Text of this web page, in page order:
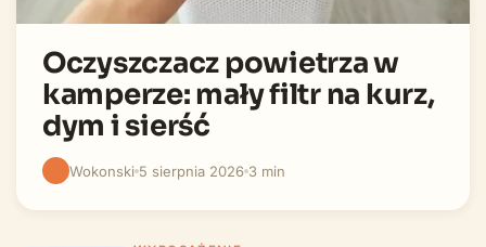
Oczyszczacz powietrza w
kamperze: mały filtr na kurz,
dym i sierść
Wokonski 5 sierpnia 2026 3 min